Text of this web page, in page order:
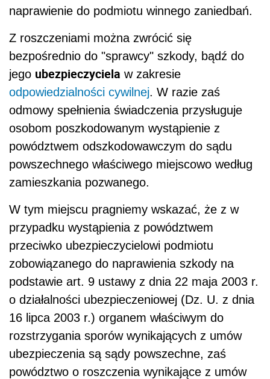
naprawienie do podmiotu winnego zaniedbań.
Z roszczeniami można zwrócić się
bezpośrednio do "sprawcy" szkody, bądź do
jego ubezpieczyciela w zakresie
odpowiedzialności cywilnej. W razie zaś
odmowy spełnienia świadczenia przysługuje
osobom poszkodowanym wystąpienie z
powództwem odszkodowawczym do sądu
powszechnego właściwego miejscowo według
zamieszkania pozwanego.
W tym miejscu pragniemy wskazać, że z w
przypadku wystąpienia z powództwem
przeciwko ubezpieczycielowi podmiotu
zobowiązanego do naprawienia szkody na
podstawie art. 9 ustawy z dnia 22 maja 2003 r.
o działalności ubezpieczeniowej (Dz. U. z dnia
16 lipca 2003 r.) organem właściwym do
rozstrzygania sporów wynikających z umów
ubezpieczenia są sądy powszechne, zaś
powództwo o roszczenia wynikające z umów